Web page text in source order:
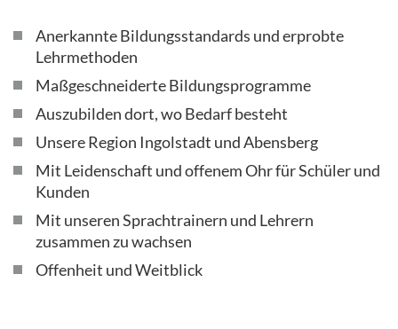
Anerkannte Bildungsstandards und erprobte
Lehrmethoden
Maßgeschneiderte Bildungsprogramme
Auszubilden dort, wo Bedarf besteht
Unsere Region Ingolstadt und Abensberg
Mit Leidenschaft und offenem Ohr für Schüler und
Kunden
Mit unseren Sprachtrainern und Lehrern
zusammen zu wachsen
Offenheit und Weitblick